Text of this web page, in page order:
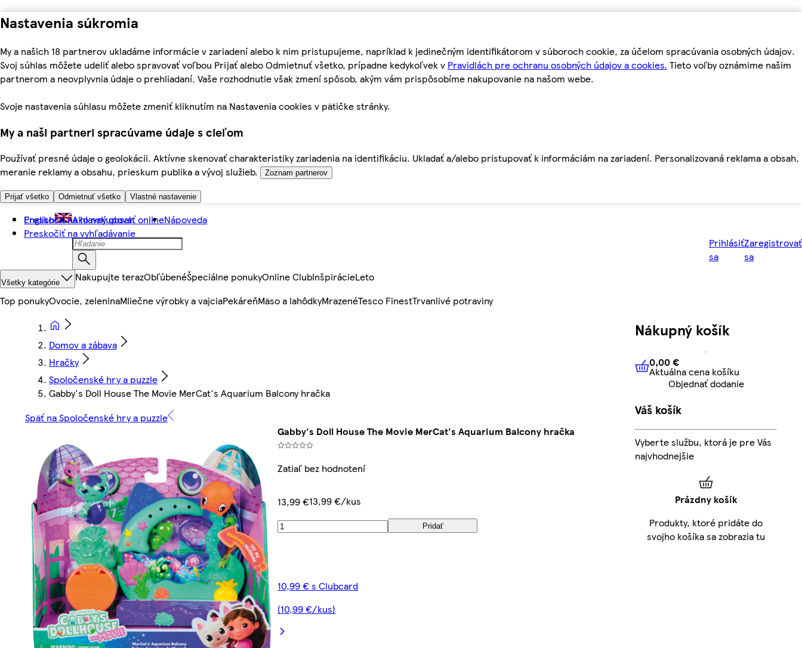
Nastavenia súkromia
My a našich 18 partnerov ukladáme informácie v zariadení alebo k nim pristupujeme, napríklad k jedinečným identifikátorom v súboroch cookie, za účelom spracúvania osobných údajov.
Svoj súhlas môžete udeliť alebo spravovať voľbou Prijať alebo Odmietnuť všetko, prípadne kedykoľvek v Pravidlách pre ochranu osobných údajov a cookies. Tieto voľby oznámime našim
partnerom a neovplyvnia údaje o prehliadaní. Vaše rozhodnutie však zmení spôsob, akým vám prispôsobíme nakupovanie na našom webe.
Svoje nastavenia súhlasu môžete zmeniť kliknutím na Nastavenia cookies v pätičke stránky.
My a naši partneri spracúvame údaje s cieľom
Používať presné údaje o geolokácii. Aktívne skenovať charakteristiky zariadenia na identifikáciu. Ukladať a/alebo pristupovať k informáciám na zariadení. Personalizovaná reklama a obsah,
meranie reklamy a obsahu, prieskum publika a vývoj služieb.
Zoznam partnerov
Prijať všetko Odmietnuť všetko Vlastné nastavenie
Preskočiť na hlavný obsah
Preskočiť na vyhľadávanie
English Ako nakupovať onlineNápoveda
Prihlásiť
sa
Zaregistrovať
sa
Všetky kategórie Nakupujte terazObľúbenéŠpeciálne ponukyOnline ClubInšpirácieLeto
Top ponukyOvocie, zeleninaMliečne výrobky a vajciaPekáreňMäso a lahôdkyMrazenéTesco FinestTrvanlivé potraviny
Domov a zábava
Hračky
Spoločenské hry a puzzle
Gabby's Doll House The Movie MerCat's Aquarium Balcony hračka
Späť na Spoločenské hry a puzzle
Gabby's Doll House The Movie MerCat's Aquarium Balcony hračka
Zatiaľ bez hodnotení
13,99 €13,99 €/kus
Pridať
10,99 € s Clubcard
(10,99 €/kus)
Nákupný košík
0,00 € Aktuálna cena košíku
0,00 €
Aktuálna cena košíku
Objednať dodanie
Váš košík
Vyberte službu, ktorá je pre Vás
najvhodnejšie
Prázdny košík
Produkty, ktoré pridáte do
svojho košíka sa zobrazia tu